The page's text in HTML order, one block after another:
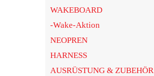
WAKEBOARD
-Wake-Aktion
NEOPREN
HARNESS
AUSRÜSTUNG & ZUBEHÖR